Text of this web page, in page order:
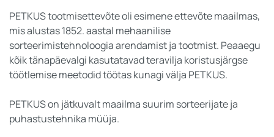
PETKUS tootmisettevõte oli esimene ettevõte maailmas,
mis alustas 1852. aastal mehaanilise
sorteerimistehnoloogia arendamist ja tootmist. Peaaegu
kõik tänapäevalgi kasutatavad teravilja koristusjärgse
töötlemise meetodid töötas kunagi välja PETKUS.
PETKUS on jätkuvalt maailma suurim sorteerijate ja
puhastustehnika müüja.